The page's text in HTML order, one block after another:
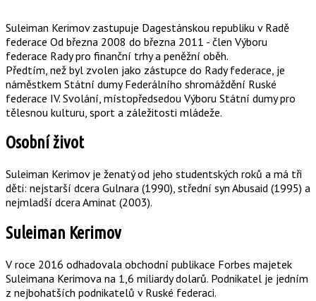
Suleiman Kerimov zastupuje Dagestánskou republiku v Radě
federace Od března 2008 do března 2011 - člen Výboru
federace Rady pro finanční trhy a peněžní oběh.
Předtím, než byl zvolen jako zástupce do Rady federace, je
náměstkem Státní dumy Federálního shromáždění Ruské
federace IV. Svolání, místopředsedou Výboru Státní dumy pro
tělesnou kulturu, sport a záležitosti mládeže.
Osobní život
Suleiman Kerimov je ženatý od jeho studentských roků a má tři
děti: nejstarší dcera Gulnara (1990), střední syn Abusaid (1995) a
nejmladší dcera Aminat (2003).
Suleiman Kerimov
V roce 2016 odhadovala obchodní publikace Forbes majetek
Suleimana Kerimova na 1,6 miliardy dolarů. Podnikatel je jedním
z nejbohatších podnikatelů v Ruské federaci.